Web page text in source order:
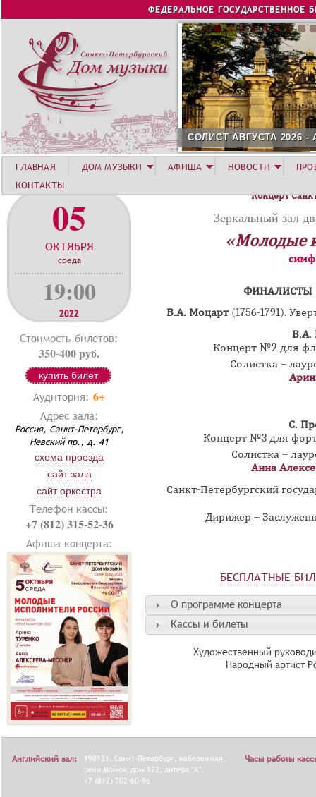
Jump to navigation
ФЕДЕРАЛЬНОЕ ГОСУДАРСТВЕННОЕ
СОЛИСТ АВГУСТА 2026
05
ОКТЯБРЯ
среда
19:00
2022
Стоимость билетов:
350-400 руб.
купить билет
Аудитория: 6+
Адрес зала:
Россия, Санкт-Петербург,
Невский пр., д. 41
схема проезда
сайт зала
сайт оркестра
Телефон кассы:
+7 (812) 315-52-36
Афиша концерта:
Концерт
Зеркальный зал
«Молодые
ФИНАЛИСТЫ
В.А. Моцарт (1756-1791).
В.А.
Концерт №2 для
Солистка –
С.
Концерт №3 для
Солистка –
Анна
Санкт-Петербургский
Дирижер –
БЕСПЛАТНЫЕ
О программе концерта
Кассы и билеты
Художественный
Народный артист
ГЛАВНАЯ ДОМ МУЗЫКИ АФИША НОВОСТИ
КОНТАКТЫ
Английский зал:
190121, Санкт-Петербург, набережная
реки Мойки, дом 122, литера "А".
+7 (812) 702-60-96
Часы работы